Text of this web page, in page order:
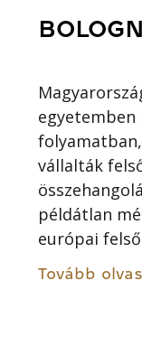
egyetemben
vállalták
példátlan
európai
Tovább